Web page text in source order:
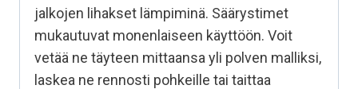
jalkojen lihakset lämpiminä. Säärystimet
mukautuvat monenlaiseen käyttöön. Voit
vetää ne täyteen mittaansa yli polven malliksi,
laskea ne rennosti pohkeille tai taittaa